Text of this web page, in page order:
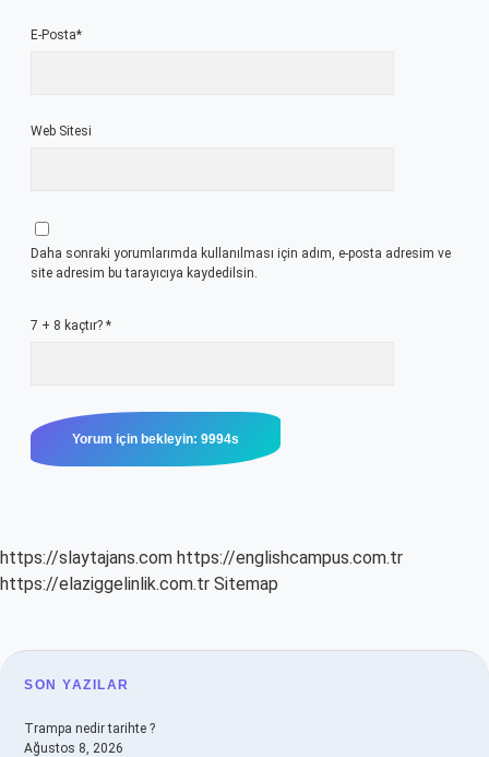
E-Posta*
Web Sitesi
Daha sonraki yorumlarımda kullanılması için adım, e-posta adresim ve
site adresim bu tarayıcıya kaydedilsin.
7 + 8 kaçtır? *
https://slaytajans.com https://englishcampus.com.tr
https://elaziggelinlik.com.tr Sitemap
SIDEBAR
SON YAZILAR
Trampa nedir tarihte ?
Ağustos 8, 2026